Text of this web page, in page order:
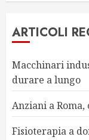
ARTICOLI
Macchinari
durare a lungo
Anziani a
Fisioterapia a